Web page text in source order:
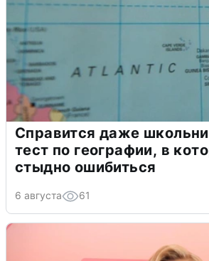
Справится даже
тест по географии, в
стыдно ошибиться
6 августа 61